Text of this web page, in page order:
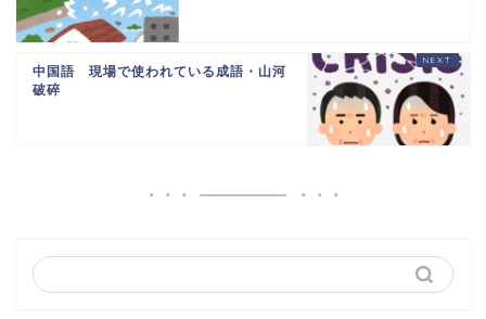
中国語 現場で使われている成語・山河
破碎